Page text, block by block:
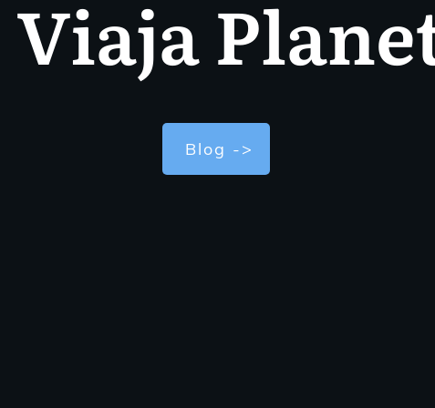
Viaja
Blog ->